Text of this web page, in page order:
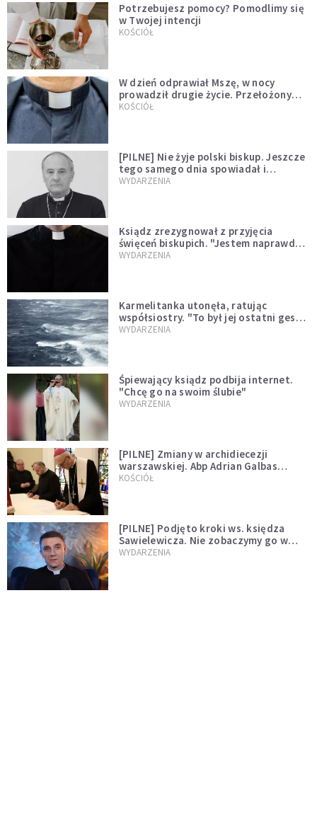
Potrzebujesz pomocy? Pomodlimy się
w Twojej intencji
KOŚCIÓŁ
W dzień odprawiał Mszę, w nocy
prowadził drugie życie. Przełożony
kazał mu opuścić zakon
KOŚCIÓŁ
[PILNE] Nie żyje polski biskup. Jeszcze
tego samego dnia spowiadał i
sprawował Mszę świętą
WYDARZENIA
Ksiądz zrezygnował z przyjęcia
święceń biskupich. "Jestem naprawdę
niegodny"
WYDARZENIA
Karmelitanka utonęła, ratując
współsiostry. "To był jej ostatni gest
miłości"
WYDARZENIA
Śpiewający ksiądz podbija internet.
"Chcę go na swoim ślubie"
WYDARZENIA
[PILNE] Zmiany w archidiecezji
warszawskiej. Abp Adrian Galbas
wręczył dekrety nowym proboszczom
KOŚCIÓŁ
[PILNE] Podjęto kroki ws. księdza
Sawielewicza. Nie zobaczymy go w
mediach
WYDARZENIA